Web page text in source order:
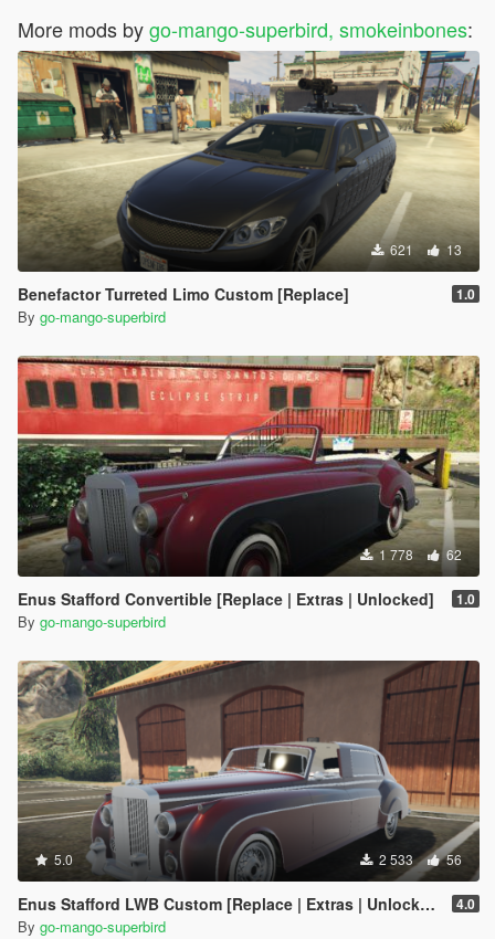
More mods bygo-mango-superbird, smokeinbones:
621 13
Benefactor Turreted Limo Custom [Replace] 1.0
By go-mango-superbird
1 778 62
Enus Stafford Convertible [Replace | Extras | Unlocked] 1.0
By go-mango-superbird
5.0 2 533 56
Enus Stafford LWB Custom [Replace | Extras | Unlocked] 4.0
By go-mango-superbird